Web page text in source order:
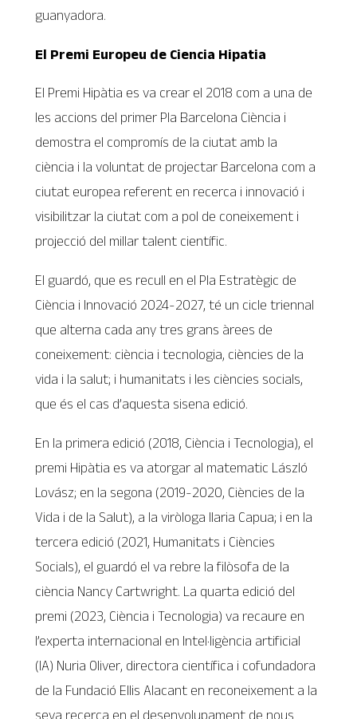
guanyadora.
El Premi Europeu de Ciencia Hipatia
El Premi Hipàtia es va crear el 2018 com a una de
les accions del primer Pla Barcelona Ciència i
demostra el compromís de la ciutat amb la
ciència i la voluntat de projectar Barcelona com a
ciutat europea referent en recerca i innovació i
visibilitzar la ciutat com a pol de coneixement i
projecció del millar talent científic.
El guardó, que es recull en el Pla Estratègic de
Ciència i lnnovació 2024-2027, té un cicle triennal
que alterna cada any tres grans àrees de
coneixement: ciència i tecnologia, ciències de la
vida i la salut; i humanitats i les ciències socials,
que és el cas d’aquesta sisena edició.
En la primera edició (2018, Ciència i Tecnologia), el
premi Hipàtia es va atorgar al matematic László
Lovász; en la segona (2019-2020, Ciències de la
Vida i de la Salut), a la viròloga llaria Capua; i en la
tercera edició (2021, Humanitats i Ciències
Socials), el guardó el va rebre la filòsofa de la
ciència Nancy Cartwright. La quarta edició del
premi (2023, Ciència i Tecnologia) va recaure en
l’experta internacional en lntel·ligència artificial
(IA) Nuria Oliver, directora científica i cofundadora
de la Fundació Ellis Alacant en reconeixement a la
seva recerca en el desenvolupament de nous